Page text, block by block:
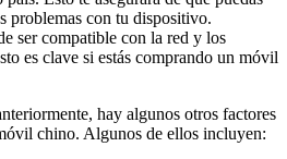
problemas con tu dispositivo.
ser compatible con la red y los
es clave si estás comprando un móvil
hay algunos otros factores
chino. Algunos de ellos incluyen: